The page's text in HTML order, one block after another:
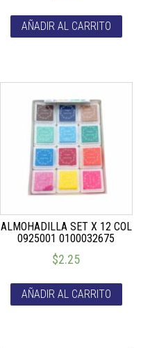
AÑADIR AL CARRITO
ALMOHADILLA SET X 12 COL
0925001 0100032675
$2.25
AÑADIR AL CARRITO